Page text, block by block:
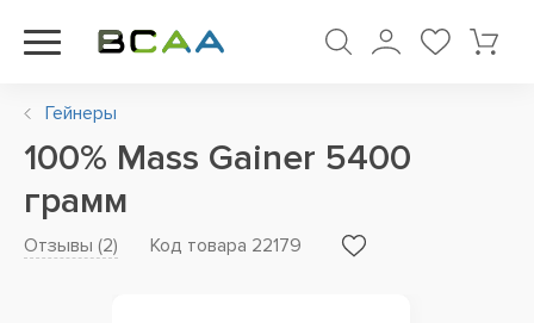
Гейнеры
100% Mass Gainer 5400
грамм
Отзывы (2) Код товара 22179